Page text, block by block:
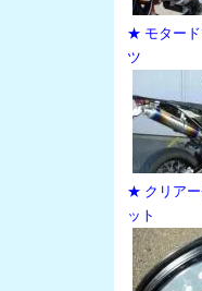
★ モタード
ツ
★ クリアー
ット